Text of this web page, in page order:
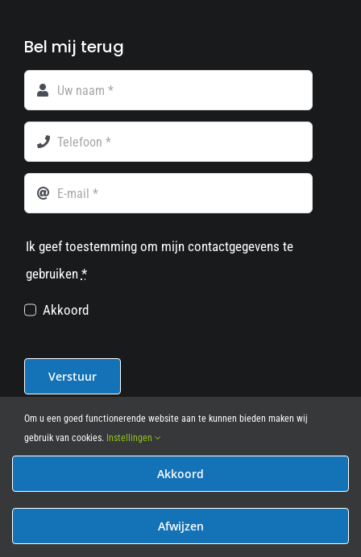
Bel mij terug
Ik geef toestemming om mijn contactgegevens te
gebruiken *
Akkoord
Verstuur
© 2012 - 2026• Leasy Bike • All Rights Reserved • powered
Om u een goed functionerende website aan te kunnen bieden maken wij
gebruik van cookies. Instellingen
Akkoord
Afwijzen